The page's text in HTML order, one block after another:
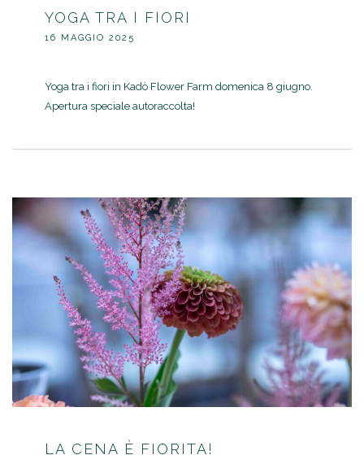
YOGA TRA I FIORI
16 MAGGIO 2025
Yoga tra i fiori in Kadò Flower Farm domenica 8 giugno.
Apertura speciale autoraccolta!
LA CENA È FIORITA!